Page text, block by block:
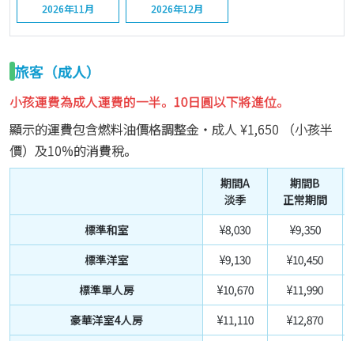
2026年11月 2026年12月
旅客（成人）
小孩運費為成人運費的一半。10日圓以下將進位。
顯示的運費包含燃料油價格調整金・成人 ¥1,650
（小孩半
價）及10%的消費稅。
期間A
淡季
期間B
正常期間
標準和室
¥8,030
¥9,350
標準洋室
¥9,130
¥10,450
標準單人房
¥10,670
¥11,990
豪華洋室4人房
¥11,110
¥12,870